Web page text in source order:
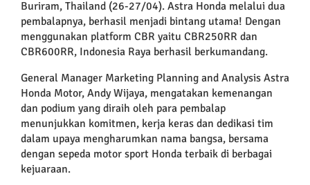
Buriram, Thailand (26-27/04). Astra Honda melalui dua
pembalapnya, berhasil menjadi bintang utama! Dengan
menggunakan platform CBR yaitu CBR250RR dan
CBR600RR, Indonesia Raya berhasil berkumandang.
General Manager Marketing Planning and Analysis Astra
Honda Motor, Andy Wijaya, mengatakan kemenangan
dan podium yang diraih oleh para pembalap
menunjukkan komitmen, kerja keras dan dedikasi tim
dalam upaya mengharumkan nama bangsa, bersama
dengan sepeda motor sport Honda terbaik di berbagai
kejuaraan.